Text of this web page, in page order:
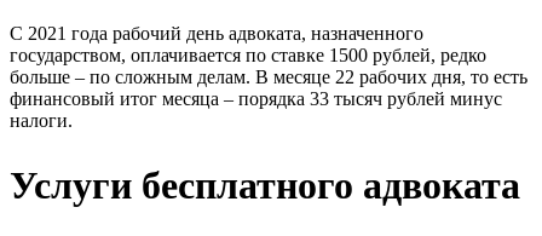
С 2021 года рабочий день адвоката, назначенного
государством, оплачивается по ставке 1500 рублей, редко
больше – по сложным делам. В месяце 22 рабочих дня, то есть
финансовый итог месяца – порядка 33 тысяч рублей минус
налоги.
Услуги бесплатного адвоката